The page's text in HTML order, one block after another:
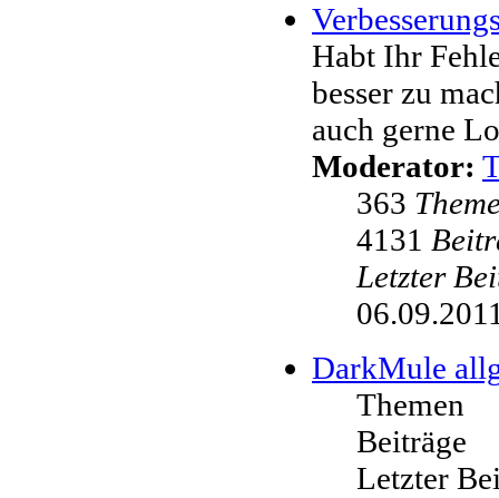
Habt Ihr
besser zu
auch gerne
Moderator:
363
4131
Letzter
DarkMule
Themen
Beiträge
Letzter